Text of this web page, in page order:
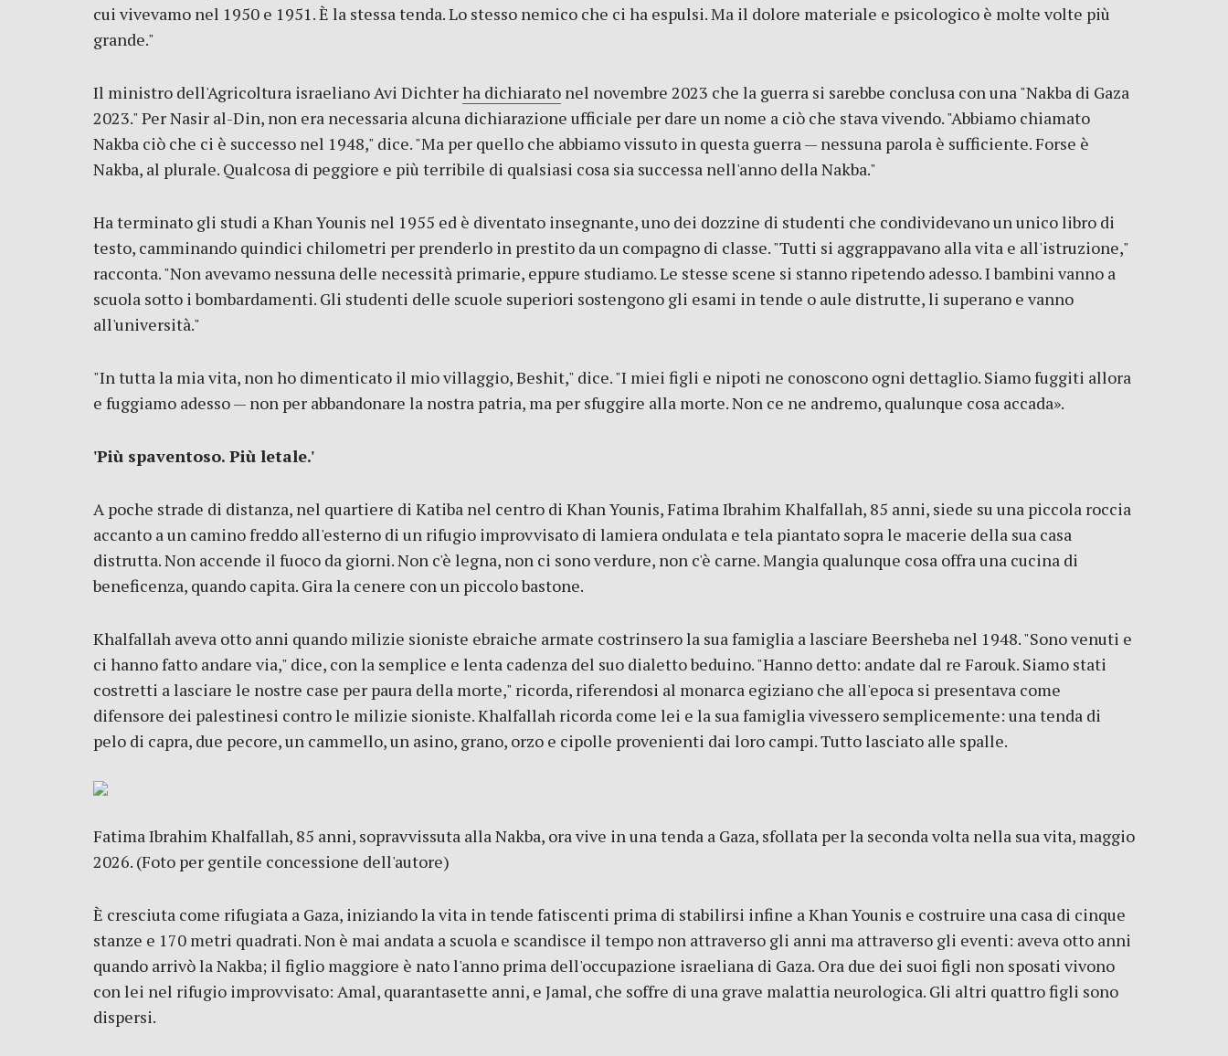
cui vivevamo nel 1950 e 1951. È la stessa tenda. Lo stesso nemico che ci ha espulsi. Ma il dolore materiale e psicologico è molte volte più
grande."
Il ministro dell'Agricoltura israeliano Avi Dichterha dichiarato nel novembre 2023 che la guerra si sarebbe conclusa con una "Nakba di Gaza
2023." Per Nasir al-Din, non era necessaria alcuna dichiarazione ufficiale per dare un nome a ciò che stava vivendo. "Abbiamo chiamato
Nakba ciò che ci è successo nel 1948," dice. "Ma per quello che abbiamo vissuto in questa guerra — nessuna parola è sufficiente. Forse è
Nakba, al plurale. Qualcosa di peggiore e più terribile di qualsiasi cosa sia successa nell'anno della Nakba."
Ha terminato gli studi a Khan Younis nel 1955 ed è diventato insegnante, uno dei dozzine di studenti che condividevano un unico libro di
testo, camminando quindici chilometri per prenderlo in prestito da un compagno di classe. "Tutti si aggrappavano alla vita e all'istruzione,"
racconta. "Non avevamo nessuna delle necessità primarie, eppure studiamo. Le stesse scene si stanno ripetendo adesso. I bambini vanno a
scuola sotto i bombardamenti. Gli studenti delle scuole superiori sostengono gli esami in tende o aule distrutte, li superano e vanno
all'università."
"In tutta la mia vita, non ho dimenticato il mio villaggio, Beshit," dice. "I miei figli e nipoti ne conoscono ogni dettaglio. Siamo fuggiti allora
e fuggiamo adesso — non per abbandonare la nostra patria, ma per sfuggire alla morte. Non ce ne andremo, qualunque cosa accada».
'Più spaventoso. Più letale.'
A poche strade di distanza, nel quartiere di Katiba nel centro di Khan Younis, Fatima Ibrahim Khalfallah, 85 anni, siede su una piccola roccia
accanto a un camino freddo all'esterno di un rifugio improvvisato di lamiera ondulata e tela piantato sopra le macerie della sua casa
distrutta. Non accende il fuoco da giorni. Non c'è legna, non ci sono verdure, non c'è carne. Mangia qualunque cosa offra una cucina di
beneficenza, quando capita. Gira la cenere con un piccolo bastone.
Khalfallah aveva otto anni quando milizie sioniste ebraiche armate costrinsero la sua famiglia a lasciare Beersheba nel 1948. "Sono venuti e
ci hanno fatto andare via," dice, con la semplice e lenta cadenza del suo dialetto beduino. "Hanno detto: andate dal re Farouk. Siamo stati
costretti a lasciare le nostre case per paura della morte," ricorda, riferendosi al monarca egiziano che all'epoca si presentava come
difensore dei palestinesi contro le milizie sioniste. Khalfallah ricorda come lei e la sua famiglia vivessero semplicemente: una tenda di
pelo di capra, due pecore, un cammello, un asino, grano, orzo e cipolle provenienti dai loro campi. Tutto lasciato alle spalle.
Fatima Ibrahim Khalfallah, 85 anni, sopravvissuta alla Nakba, ora vive in una tenda a Gaza, sfollata per la seconda volta nella sua vita, maggio
2026. (Foto per gentile concessione dell'autore)
È cresciuta come rifugiata a Gaza, iniziando la vita in tende fatiscenti prima di stabilirsi infine a Khan Younis e costruire una casa di cinque
stanze e 170 metri quadrati. Non è mai andata a scuola e scandisce il tempo non attraverso gli anni ma attraverso gli eventi: aveva otto anni
quando arrivò la Nakba; il figlio maggiore è nato l'anno prima dell'occupazione israeliana di Gaza. Ora due dei suoi figli non sposati vivono
con lei nel rifugio improvvisato: Amal, quarantasette anni, e Jamal, che soffre di una grave malattia neurologica. Gli altri quattro figli sono
dispersi.